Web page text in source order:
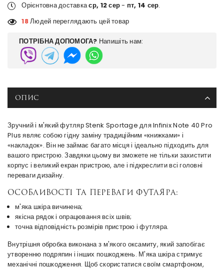
Орієнтовна доставкаср, 12 сер- пт, 14 сер.
18Людей переглядають цей товар
ПОТРІБНА ДОПОМОГА? Напишіть нам:
ОПИС
Зручний і м'який футляр Stenk Sportage для Infinix Note 40 Pro
Plus являє собою гідну заміну традиційним «книжками» і
«накладок». Він не займає багато місця і ідеально підходить для
вашого пристрою. Завдяки цьому ви зможете не тільки захистити
корпус і великий екран пристрою, але і підкреслити всі головні
переваги дизайну.
Особливості та переваги футляра:
м'яка шкіра вичинена;
якісна рядок і опрацювання всіх швів;
точна відповідність розмірів пристрою і футляра.
Внутрішня обробка виконана з м'якого оксамиту, який запобігає
утворенню подряпин і інших пошкоджень. М'яка шкіра стримує
механічні пошкодження. Щоб скористатися своїм смартфоном,